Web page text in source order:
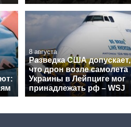
8 августа
Разведка США допускает,
что дрон возле самолета
Украины в Лейпциге мог
принадлежать рф – WSJ